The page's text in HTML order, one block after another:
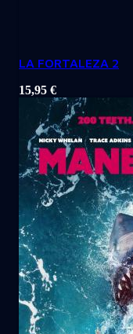
LA FORTALEZA 2
15,95 €